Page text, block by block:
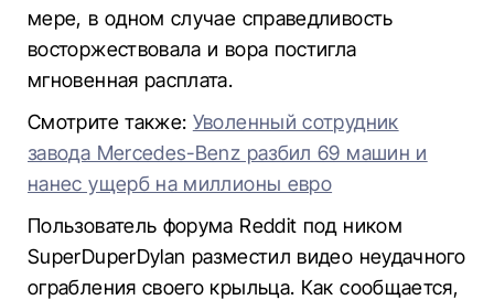
мере, в одном случае справедливость
восторжествовала и вора постигла
мгновенная расплата.
Смотрите также: Уволенный сотрудник
завода Mercedes-Benz разбил 69 машин и
нанес ущерб на миллионы евро
Пользователь форума Reddit под ником
SuperDuperDylan разместил видео неудачного
ограбления своего крыльца. Как сообщается,